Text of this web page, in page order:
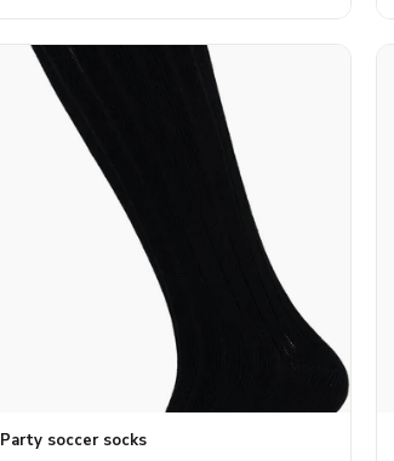
Party soccer socks